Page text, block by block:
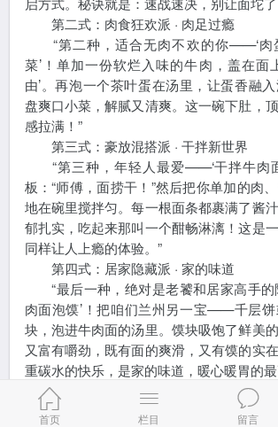
第二式：肉食狂欢派 · 肉足过瘾
“第二种，适合无肉不欢的你——‘肉
菜’！单加一份软烂入味的牛肉，盖在面
由’。再泡一个茶叶蛋在汤里，让蛋香融
盘爽口小菜，解腻又清爽。这一碗下肚，
感拉满！”
第三式：豪放混搭派 · 干拌新世界
“第三种，年轻人最爱——‘干拌牛肉
板：“师傅，面捞干！”然后把你单加的肉
地在碗里搅拌匀。每一根面条都裹满了酱
郁扎实，吃起来那叫一个酣畅淋漓！这是
同样让人上瘾的体验。”
第四式：居家隐藏派 · 家的味道
“最后一种，绝对是老饕和居家高手
肉面泡馍’！把咱们兰州另一宝——千层
块，泡进牛肉面的汤里。馍块吸饱了鲜美
又富有嚼劲，既有面的爽滑，又有馍的实
重碳水的快乐，是家的味道，暖心暖胃的
“其实啊，不管是哪种吃法，在冬天，
一顿饭，它是一份捧在手里的温暖，是兰
首页 栏目 留言